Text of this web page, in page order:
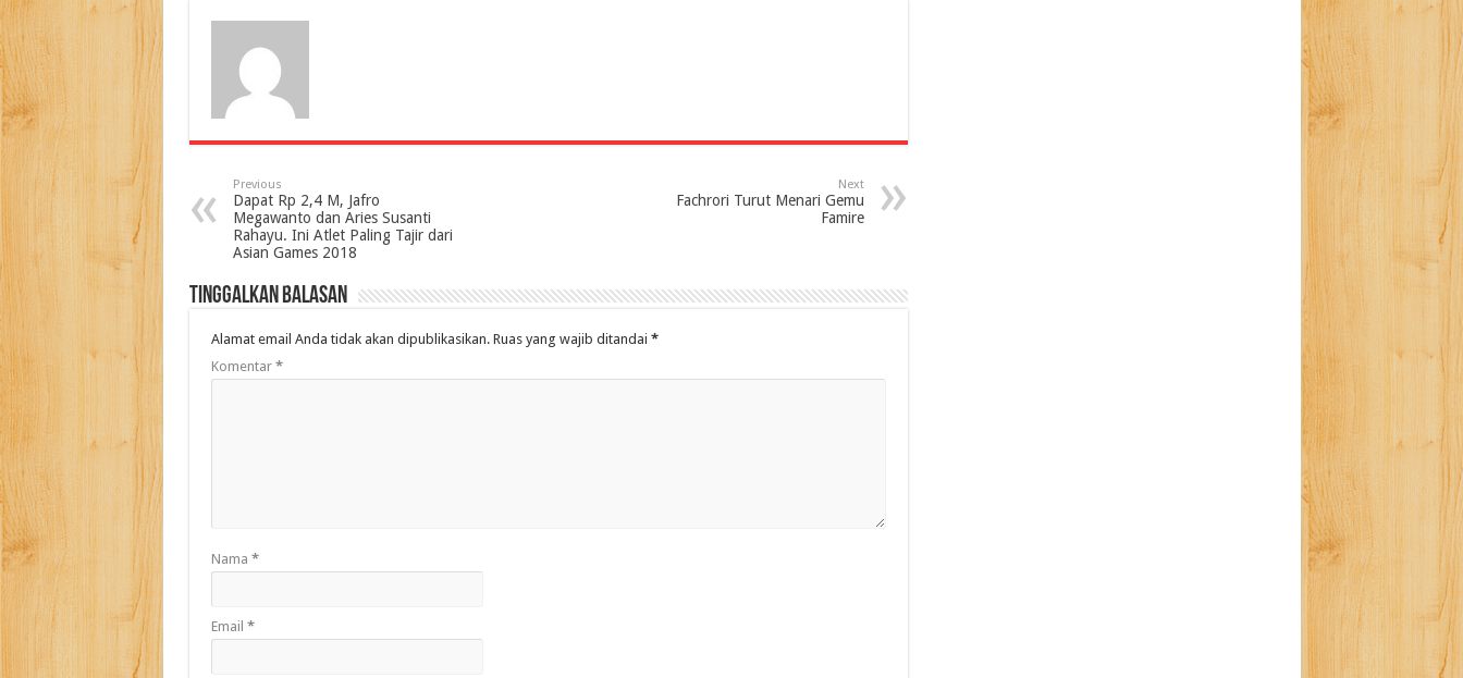
Previous
Dapat Rp 2,4 M, Jafro
Megawanto dan Aries Susanti
Rahayu. Ini Atlet Paling Tajir dari
Asian Games 2018
Next
Fachrori Turut Menari Gemu
Famire
Tinggalkan Balasan
Alamat email Anda tidak akan dipublikasikan. Ruas yang wajib ditandai *
Komentar *
Nama *
Email *